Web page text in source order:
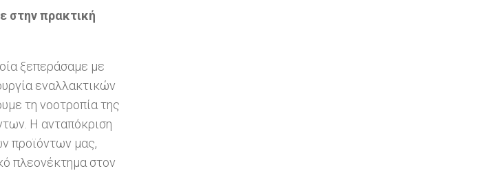
στην πρακτική
ξεπεράσαμε με
εναλλακτικών
τη νοοτροπία της
Η ανταπόκριση
προϊόντων μας,
πλεονέκτημα στον